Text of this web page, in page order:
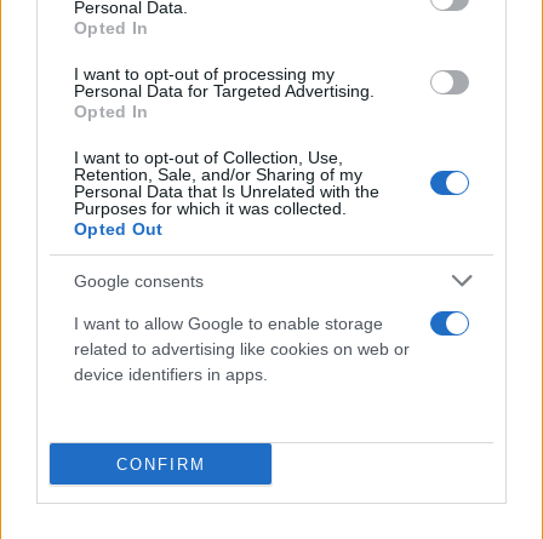
Personal Data.
Opted In
I want to opt-out of processing my
Personal Data for Targeted Advertising.
Opted In
I want to opt-out of Collection, Use,
Retention, Sale, and/or Sharing of my
Personal Data that Is Unrelated with the
Purposes for which it was collected.
Opted Out
Google consents
I want to allow Google to enable storage
related to advertising like cookies on web or
device identifiers in apps.
CONFIRM
Η χαμηλή στάθμη του Δούναβη στη
Βουλγαρία αποκάλυψε τη γέφυρα του
Μεγάλου Κωνσταντίνου